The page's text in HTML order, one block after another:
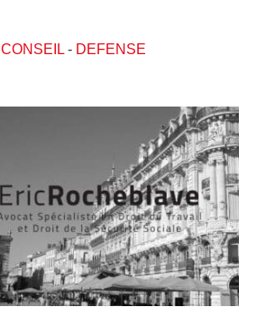
CONSEIL- DEFENSE